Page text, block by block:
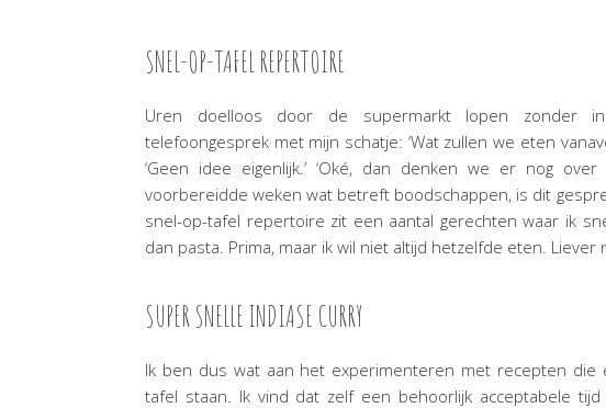
SNEL-OP-TAFEL REPERTOIRE
Uren doelloos door de supermarkt lopen zonder
telefoongesprek met mijn schatje: ‘Wat zullen we eten
‘Geen idee eigenlijk.’ ‘Oké, dan denken we er nog
voorbereidde weken wat betreft boodschappen, is dit
snel-op-tafel repertoire zit een aantal gerechten waar ik
dan pasta. Prima, maar ik wil niet altijd hetzelfde eten. Liever
SUPER SNELLE INDIASE CURRY
Ik ben dus wat aan het experimenteren met recepten
tafel staan. Ik vind dat zelf een behoorlijk acceptabele